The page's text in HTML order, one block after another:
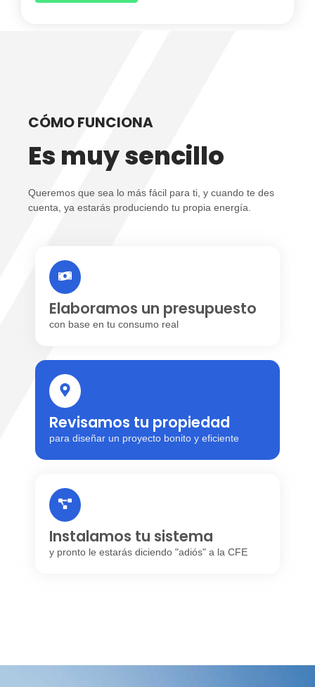
CÓMO FUNCIONA
Es muy sencillo
Queremos que sea lo más fácil para ti, y cuando te des
cuenta, ya estarás produciendo tu propia energía.
Elaboramos un presupuesto
con base en tu consumo real
Revisamos tu propiedad
para diseñar un proyecto bonito y eficiente
Instalamos tu sistema
y pronto le estarás diciendo "adiós" a la CFE